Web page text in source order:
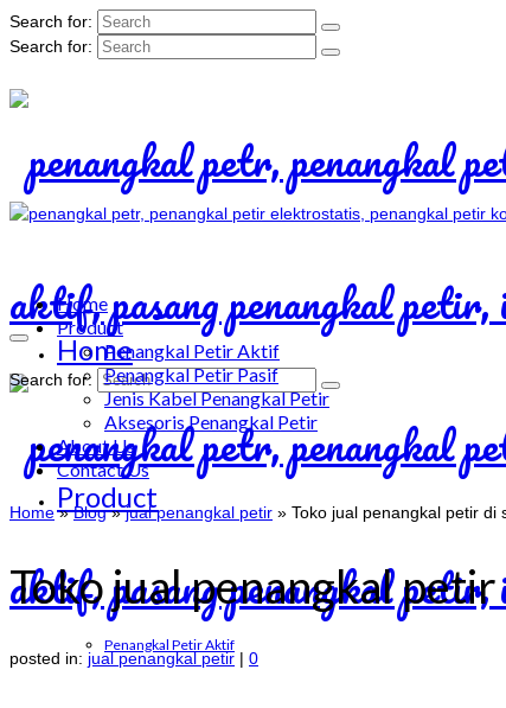
Search for:
Search for:
Home
Product
Penangkal Petir Aktif
Search for:
Home
Product
Penangkal Petir Aktif
Penangkal Petir Pasif
Jenis Kabel Penangkal Petir
Aksesoris Penangkal Petir
About Us
Contact Us
Home » Blog»jual penangkal petir » Toko jual penangkal petir di
Toko jual penangkal
posted in: jual penangkal petir | 0